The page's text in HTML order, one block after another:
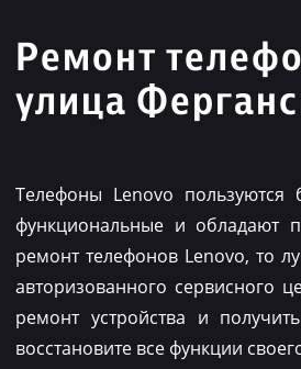
Ремонт
улица
Телефоны Lenovo
функциональные и обладают
ремонт телефонов Lenovo, то
авторизованного сервисного
ремонт устройства и
восстановите все функции